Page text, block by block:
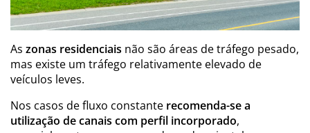
As zonas residenciais não são áreas de tráfego pesado,
mas existe um tráfego relativamente elevado de
veículos leves.
Nos casos de fluxo constante recomenda-se a
utilização de canais com perfil incorporado,